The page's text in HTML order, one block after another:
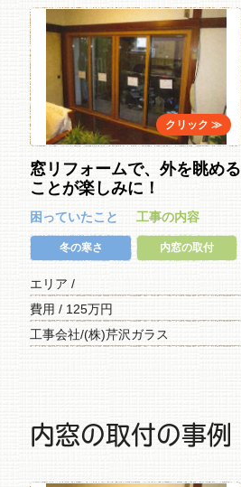
窓リフォームで、外を眺める
ことが楽しみに！
困っていたこと
冬の寒さ
工事の内容
内窓の取付
エリア /
費用 / 125万円
工事会社/(株)芹沢ガラス
内窓の取付の事例